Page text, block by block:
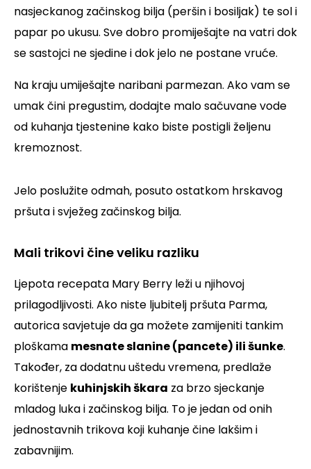
nasjeckanog začinskog bilja (peršin i bosiljak) te sol i
papar po ukusu. Sve dobro promiješajte na vatri dok
se sastojci ne sjedine i dok jelo ne postane vruće.
Na kraju umiješajte naribani parmezan. Ako vam se
umak čini pregustim, dodajte malo sačuvane vode
od kuhanja tjestenine kako biste postigli željenu
kremoznost.
Jelo poslužite odmah, posuto ostatkom hrskavog
pršuta i svježeg začinskog bilja.
Mali trikovi čine veliku razliku
Ljepota recepata Mary Berry leži u njihovoj
prilagodljivosti. Ako niste ljubitelj pršuta Parma,
autorica savjetuje da ga možete zamijeniti tankim
ploškama mesnate slanine (pancete) ili šunke.
Također, za dodatnu uštedu vremena, predlaže
korištenje kuhinjskih škara za brzo sjeckanje
mladog luka i začinskog bilja. To je jedan od onih
jednostavnih trikova koji kuhanje čine lakšim i
zabavnijim.